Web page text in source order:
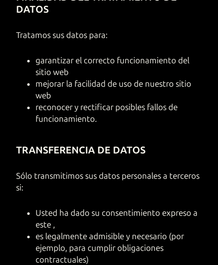
DATOS
Tratamos sus datos para:
garantizar el correcto funcionamiento del
sitio web
mejorar la facilidad de uso de nuestro sitio
web
reconocer y rectificar posibles fallos de
funcionamiento.
TRANSFERENCIA DE DATOS
Sólo transmitimos sus datos personales a terceros
si:
Usted ha dado su consentimiento expreso a
este ,
es legalmente admisible y necesario (por
ejemplo, para cumplir obligaciones
contractuales)